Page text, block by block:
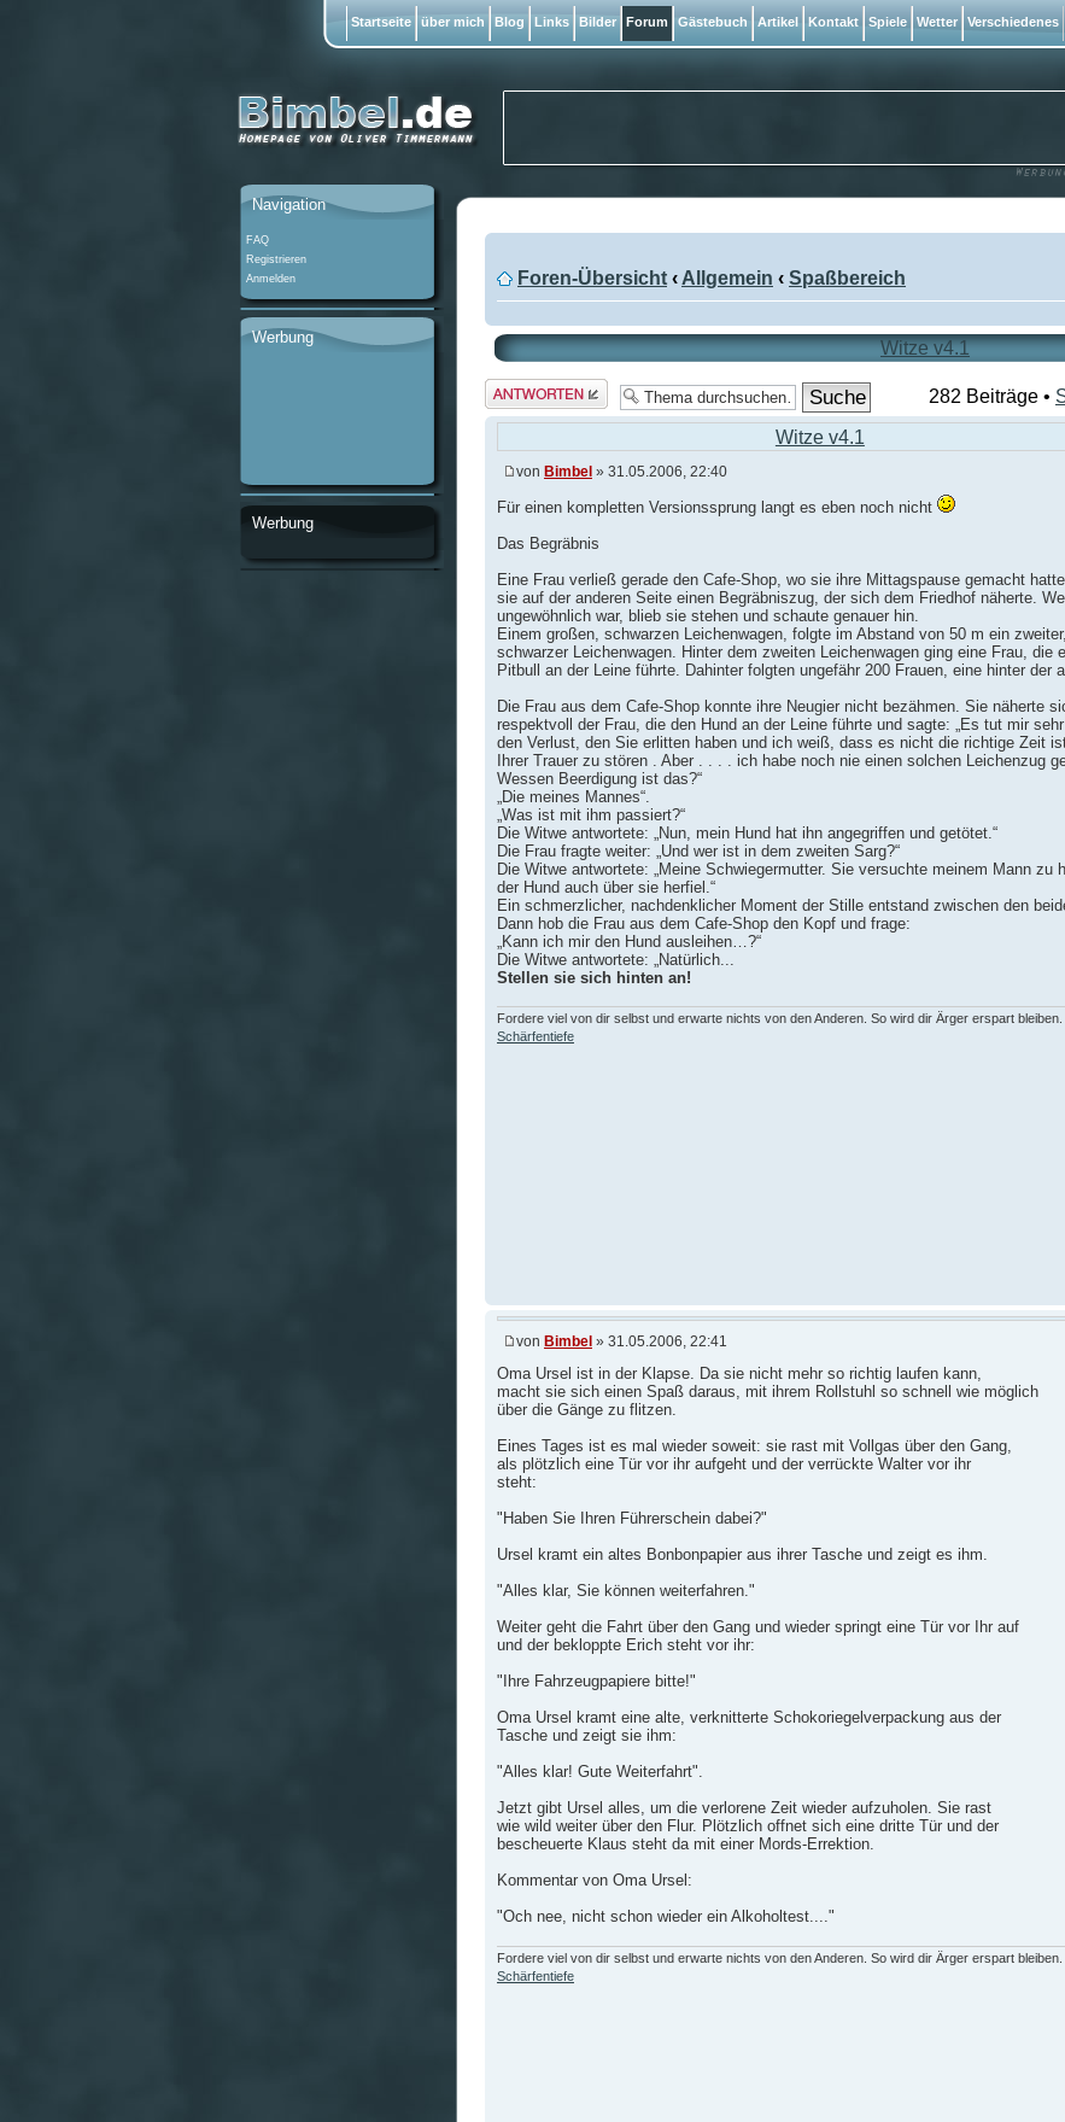
Foren-Übersicht ‹ Allgemein ‹ Spaßbereich
Witze v4.1
Antwort
erstellen
282 Beiträge •
Witze v4.1
von Bimbel » 31.05.2006, 22:40
Für einen kompletten Versionssprung langt es eben noch nicht
Das Begräbnis
Eine Frau verließ gerade den Cafe-Shop, wo sie ihre Mittagspause gemacht
sie auf der anderen Seite einen Begräbniszug, der sich dem Friedhof näherte.
ungewöhnlich war, blieb sie stehen und schaute genauer hin.
Einem großen, schwarzen Leichenwagen, folgte im Abstand von 50 m ein
schwarzer Leichenwagen. Hinter dem zweiten Leichenwagen ging eine Frau, die
Pitbull an der Leine führte. Dahinter folgten ungefähr 200 Frauen, eine hinter der
Die Frau aus dem Cafe-Shop konnte ihre Neugier nicht bezähmen. Sie näherte
respektvoll der Frau, die den Hund an der Leine führte und sagte: „Es tut mir
den Verlust, den Sie erlitten haben und ich weiß, dass es nicht die richtige Zeit
Ihrer Trauer zu stören . Aber . . . . ich habe noch nie einen solchen Leichenzug
Wessen Beerdigung ist das?“
„Die meines Mannes“.
„Was ist mit ihm passiert?“
Die Witwe antwortete: „Nun, mein Hund hat ihn angegriffen und getötet.“
Die Frau fragte weiter: „Und wer ist in dem zweiten Sarg?“
Die Witwe antwortete: „Meine Schwiegermutter. Sie versuchte meinem Mann zu
der Hund auch über sie herfiel.“
Ein schmerzlicher, nachdenklicher Moment der Stille entstand zwischen den
Dann hob die Frau aus dem Cafe-Shop den Kopf und frage:
„Kann ich mir den Hund ausleihen…?“
Die Witwe antwortete: „Natürlich...
Stellen sie sich hinten an!
Fordere viel von dir selbst und erwarte nichts von den Anderen. So wird dir Ärger erspart bleiben.
Schärfentiefe
von Bimbel » 31.05.2006, 22:41
Oma Ursel ist in der Klapse. Da sie nicht mehr so richtig laufen kann,
macht sie sich einen Spaß daraus, mit ihrem Rollstuhl so schnell wie möglich
über die Gänge zu flitzen.
Eines Tages ist es mal wieder soweit: sie rast mit Vollgas über den Gang,
als plötzlich eine Tür vor ihr aufgeht und der verrückte Walter vor ihr
steht:
"Haben Sie Ihren Führerschein dabei?"
Ursel kramt ein altes Bonbonpapier aus ihrer Tasche und zeigt es ihm.
"Alles klar, Sie können weiterfahren."
Weiter geht die Fahrt über den Gang und wieder springt eine Tür vor Ihr auf
und der bekloppte Erich steht vor ihr:
"Ihre Fahrzeugpapiere bitte!"
Oma Ursel kramt eine alte, verknitterte Schokoriegelverpackung aus der
Tasche und zeigt sie ihm:
"Alles klar! Gute Weiterfahrt".
Jetzt gibt Ursel alles, um die verlorene Zeit wieder aufzuholen. Sie rast
wie wild weiter über den Flur. Plötzlich offnet sich eine dritte Tür und der
bescheuerte Klaus steht da mit einer Mords-Errektion.
Kommentar von Oma Ursel:
"Och nee, nicht schon wieder ein Alkoholtest...."
Fordere viel von dir selbst und erwarte nichts von den Anderen. So wird dir Ärger erspart bleiben.
Schärfentiefe
Navigation
FAQ
Registrieren
Anmelden
Werbung
Werbung
Startseite über mich Blog Links Bilder Forum Gästebuch Artikel Kontakt Spiele Wetter Verschiedenes